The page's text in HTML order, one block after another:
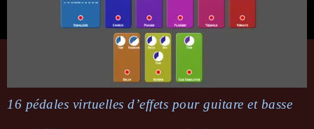
16 pédales virtuelles d’effets pour guitare et basse